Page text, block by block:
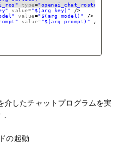
type="openai_chat_rostopic.py"
value="$(arg key)"
/>
value="$(arg model)"
/>
value="$(arg prompt)"
/>
介したチャットプログラムを実
の起動